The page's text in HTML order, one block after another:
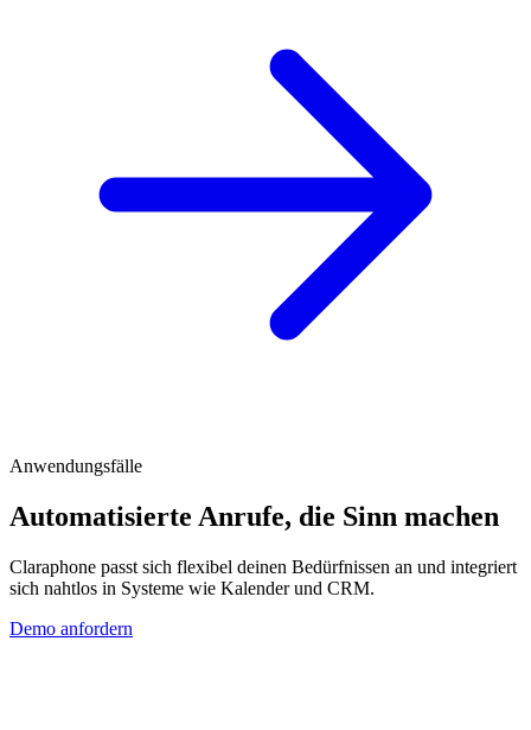
Anwendungsfälle
Automatisierte Anrufe, die Sinn machen
Claraphone passt sich flexibel deinen Bedürfnissen an und integriert
sich nahtlos in Systeme wie Kalender und CRM.
Demo anfordern